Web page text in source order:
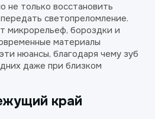
не только восстановить
светопреломление.
микрорельеф, бороздки и
материалы
нюансы, благодаря чему зуб
даже при близком
край